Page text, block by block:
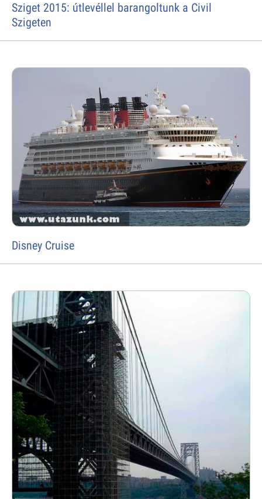
Sziget 2015: útlevéllel barangoltunk a Civil
Szigeten
Disney Cruise